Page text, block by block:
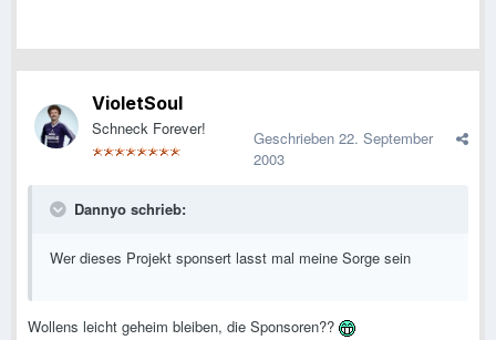
VioletSoul
Schneck Forever! Geschrieben 22. September
2003
Dannyo schrieb:
Wer dieses Projekt sponsert lasst mal meine Sorge sein
Wollens leicht geheim bleiben, die Sponsoren??